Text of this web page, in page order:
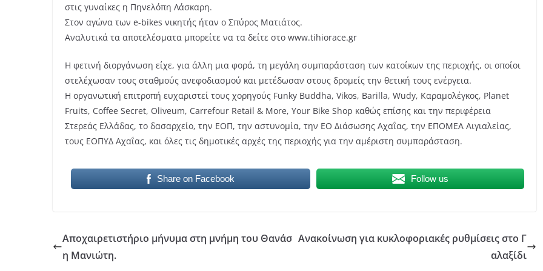
στις γυναίκες η Πηνελόπη Λάσκαρη.
Στον αγώνα των e-bikes νικητής ήταν ο Σπύρος Ματιάτος.
Αναλυτικά τα αποτελέσματα μπορείτε να τα δείτε στο www.tihiorace.gr
Η φετινή διοργάνωση είχε, για άλλη μια φορά, τη μεγάλη συμπαράσταση των κατοίκων της περιοχής, οι οποίοι
στελέχωσαν τους σταθμούς ανεφοδιασμού και μετέδωσαν στους δρομείς την θετική τους ενέργεια.
Η οργανωτική επιτροπή ευχαριστεί τους χορηγούς Funky Buddha, Vikos, Barilla, Wudy, Καραμολέγκος, Planet
Fruits, Coffee Secret, Oliveum, Carrefour Retail & More, Your Bike Shop καθώς επίσης και την περιφέρεια
Στερεάς Ελλάδας, το δασαρχείο, την ΕΟΠ, την αστυνομία, την ΕΟ Διάσωσης Αχαΐας, την ΕΠΟΜΕΑ Αιγιαλείας,
τους ΕΟΠΥΔ Αχαΐας, και όλες τις δημοτικές αρχές της περιοχής για την αμέριστη συμπαράσταση.
Share on Facebook Follow us
Αποχαιρετιστήριο μήνυμα στη μνήμη του Θανάσ
η Μανιώτη.
Ανακοίνωση για κυκλοφοριακές ρυθμίσεις στο Γ
αλαξίδι